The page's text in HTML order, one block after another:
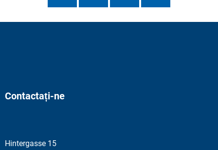
Contactați-ne
Hintergasse 15